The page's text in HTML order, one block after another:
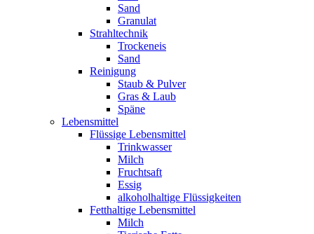
Sand
Granulat
Strahltechnik
Trockeneis
Sand
Reinigung
Staub & Pulver
Gras & Laub
Späne
Lebensmittel
Flüssige Lebensmittel
Trinkwasser
Milch
Fruchtsaft
Essig
alkoholhaltige Flüssigkeiten
Fetthaltige Lebensmittel
Milch